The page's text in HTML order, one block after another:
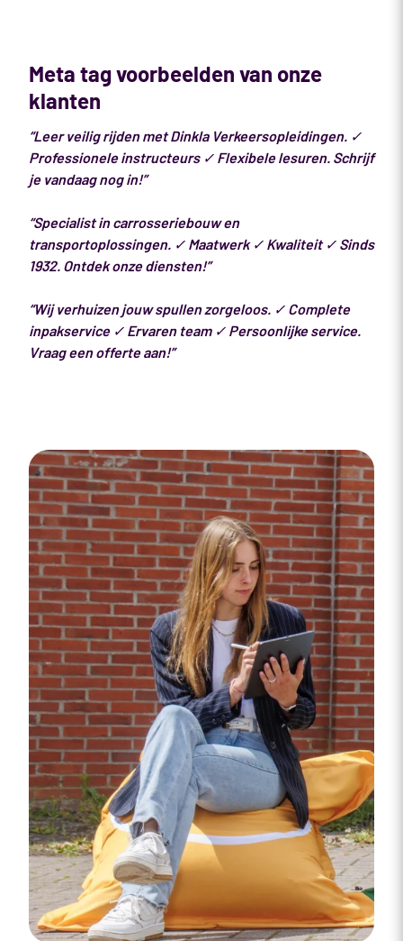
Meta tag voorbeelden van onze
klanten
“Leer veilig rijden met Dinkla Verkeersopleidingen. ✓
Professionele instructeurs ✓ Flexibele lesuren. Schrijf
je vandaag nog in!”
“Specialist in carrosseriebouw en
transportoplossingen. ✓ Maatwerk ✓ Kwaliteit ✓ Sinds
1932. Ontdek onze diensten!”
“Wij verhuizen jouw spullen zorgeloos. ✓ Complete
inpakservice ✓ Ervaren team ✓ Persoonlijke service.
Vraag een offerte aan!”